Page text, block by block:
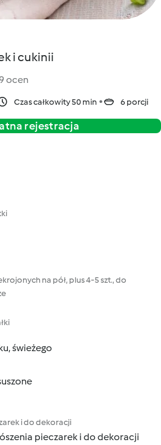
i cukinii
ocen
Czas całkowity 50 min 6 porcji
rejestracja
na pół, plus 4-5 szt., do
świeżego
i do dekoracji
pieczarek i do dekoracji